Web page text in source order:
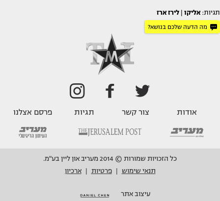
תגיות: אליקו לירז ארז
מה הדעה שלכם בנושא?
אודות צור קשר תגיות פרסם אצלנו
כל הזכויות שמורות © 2014 מעריב און ליין בע"מ.
תנאי שימוש
פרטיות ארכיון
עיצוב אתר